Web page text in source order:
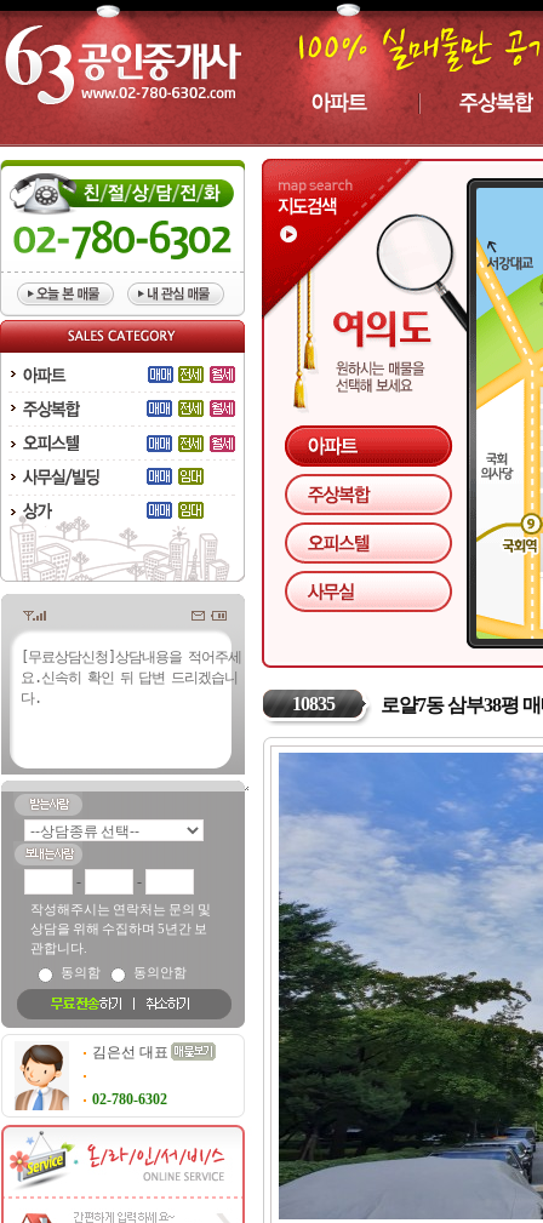
- -
작성해주시는 연락처는 문의 및
상담을 위해 수집하며 5년간 보
관합니다.
동의함
동의안함
김은선 대표
02-780-6302
10835 로얄7동 삼부38평